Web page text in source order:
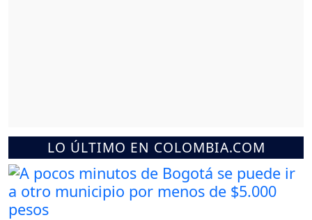
LO ÚLTIMO EN COLOMBIA.COM